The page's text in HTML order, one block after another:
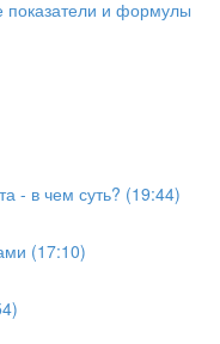
показатели и формулы
- в чем суть? (19:44)
(17:10)